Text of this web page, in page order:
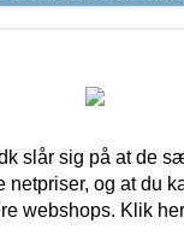
slår sig på at de
netpriser, og at du
webshops. Klik